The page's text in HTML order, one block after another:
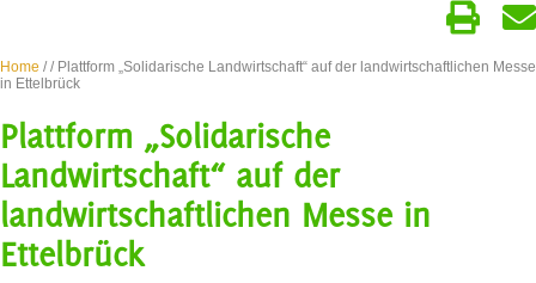
Home // Plattform „Solidarische Landwirtschaft“ auf der landwirtschaftlichen Messe
in Ettelbrück
Plattform „Solidarische
Landwirtschaft“ auf der
landwirtschaftlichen Messe in
Ettelbrück